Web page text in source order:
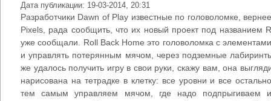
Дата публикации: 19-03-2014, 20:31
Разработчики Dawn of Play известные по головоломке,
Pixels, рада сообщить, что их новый проект под
уже сообщали. Roll Back Home это головоломка с
и управлять потерянным мячом, через подземные
же удалось получить игру в свои руки, скажу вам, она
нарисована на тетрадке в клетку: все уровни и все
тем самым управляем мячом, где надо подпрыгиваем